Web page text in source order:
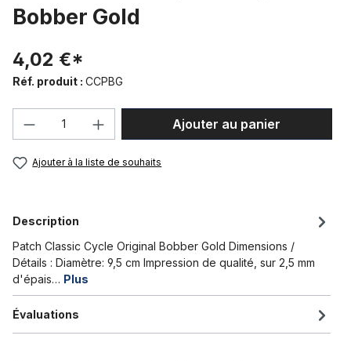
Bobber Gold
4,02 €*
Réf. produit : CCPBG
Quantité de produit : Entrez la
Ajouter au panier
Ajouter à la liste de souhaits
Description
Patch Classic Cycle Original Bobber Gold Dimensions /
Détails : Diamètre: 9,5 cm Impression de qualité, sur 2,5 mm
d'épais… Plus
Évaluations